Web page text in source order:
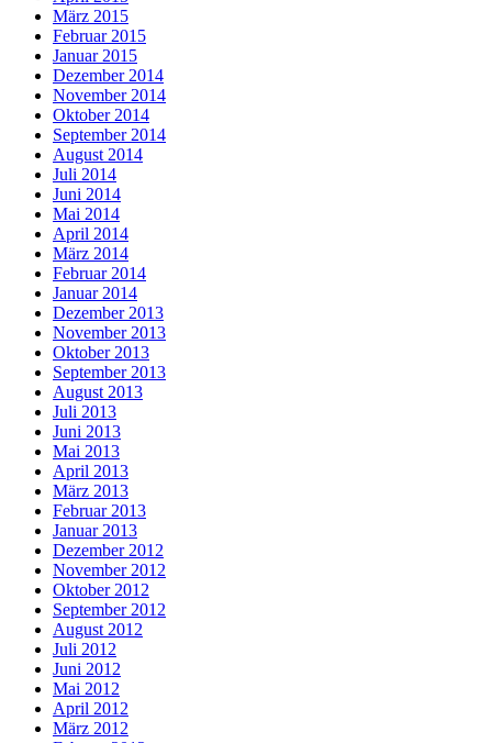
März 2015
Februar 2015
Januar 2015
Dezember 2014
November 2014
Oktober 2014
September 2014
August 2014
Juli 2014
Juni 2014
Mai 2014
April 2014
März 2014
Februar 2014
Januar 2014
Dezember 2013
November 2013
Oktober 2013
September 2013
August 2013
Juli 2013
Juni 2013
Mai 2013
April 2013
März 2013
Februar 2013
Januar 2013
Dezember 2012
November 2012
Oktober 2012
September 2012
August 2012
Juli 2012
Juni 2012
Mai 2012
April 2012
März 2012